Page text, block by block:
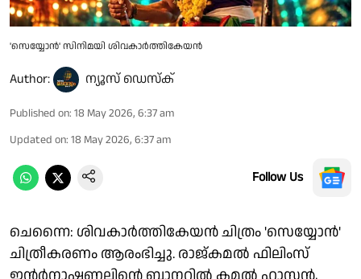
'സെയ്യോൻ' സിനിമയി ശിവകാർത്തികേയൻ
Author: ന്യൂസ് ഡെസ്ക്
Published on: 18 May 2026, 6:37 am
Updated on: 18 May 2026, 6:37 am
Follow Us
ചെന്നൈ: ശിവകാർത്തികേയൻ ചിത്രം 'സെയ്യോൻ'
ചിത്രീകരണം ആരംഭിച്ചു. രാജ്കമൽ ഫിലിംസ്